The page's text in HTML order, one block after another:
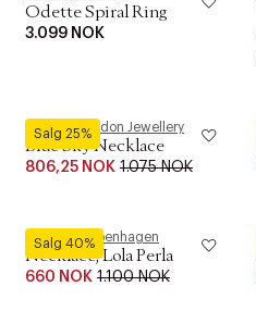
Odette Spiral Ring
3.099 NOK
Salg 25%
Pernille Corydon Jewellery
Blue Sky Necklace
806,25 NOK 1.075 NOK
Salg 40%
ENAMEL Copenhagen
Necklace, Lola Perla
660 NOK 1.100 NOK